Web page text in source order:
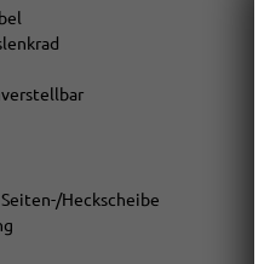
Heckscheibe